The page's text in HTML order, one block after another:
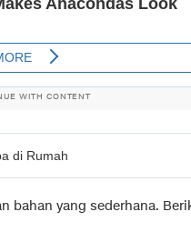
WITH CONTENT
di Rumah
bahan yang sederhana.